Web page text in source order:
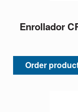
Enrollador
Order